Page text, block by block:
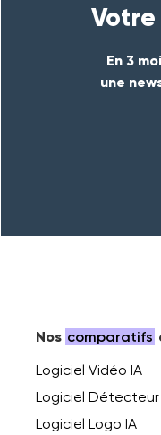
En 3
une
Nos comparatifs
Logiciel Vidéo IA
Logiciel Détecteur
Logiciel Logo IA